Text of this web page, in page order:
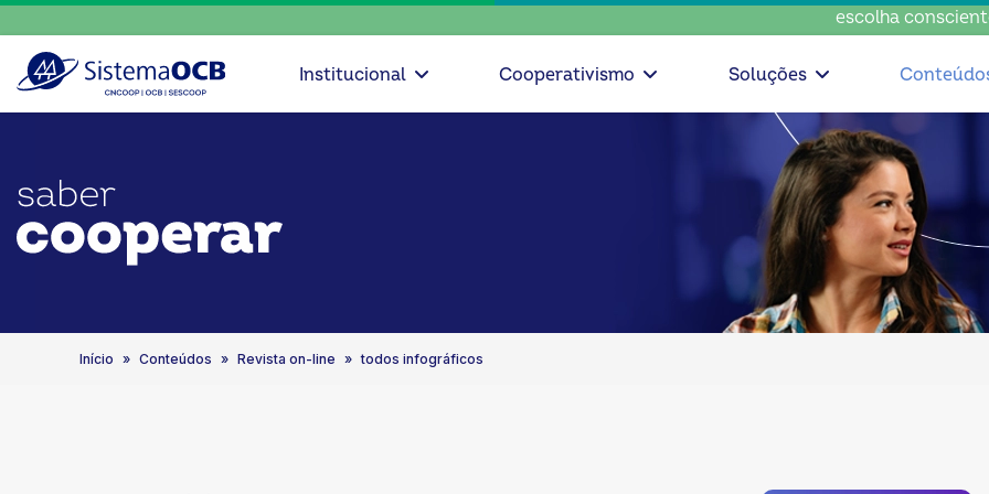
escolha consciente,
Institucional Cooperativismo Soluções
Início Conteúdos Revista on-line todos infográficos